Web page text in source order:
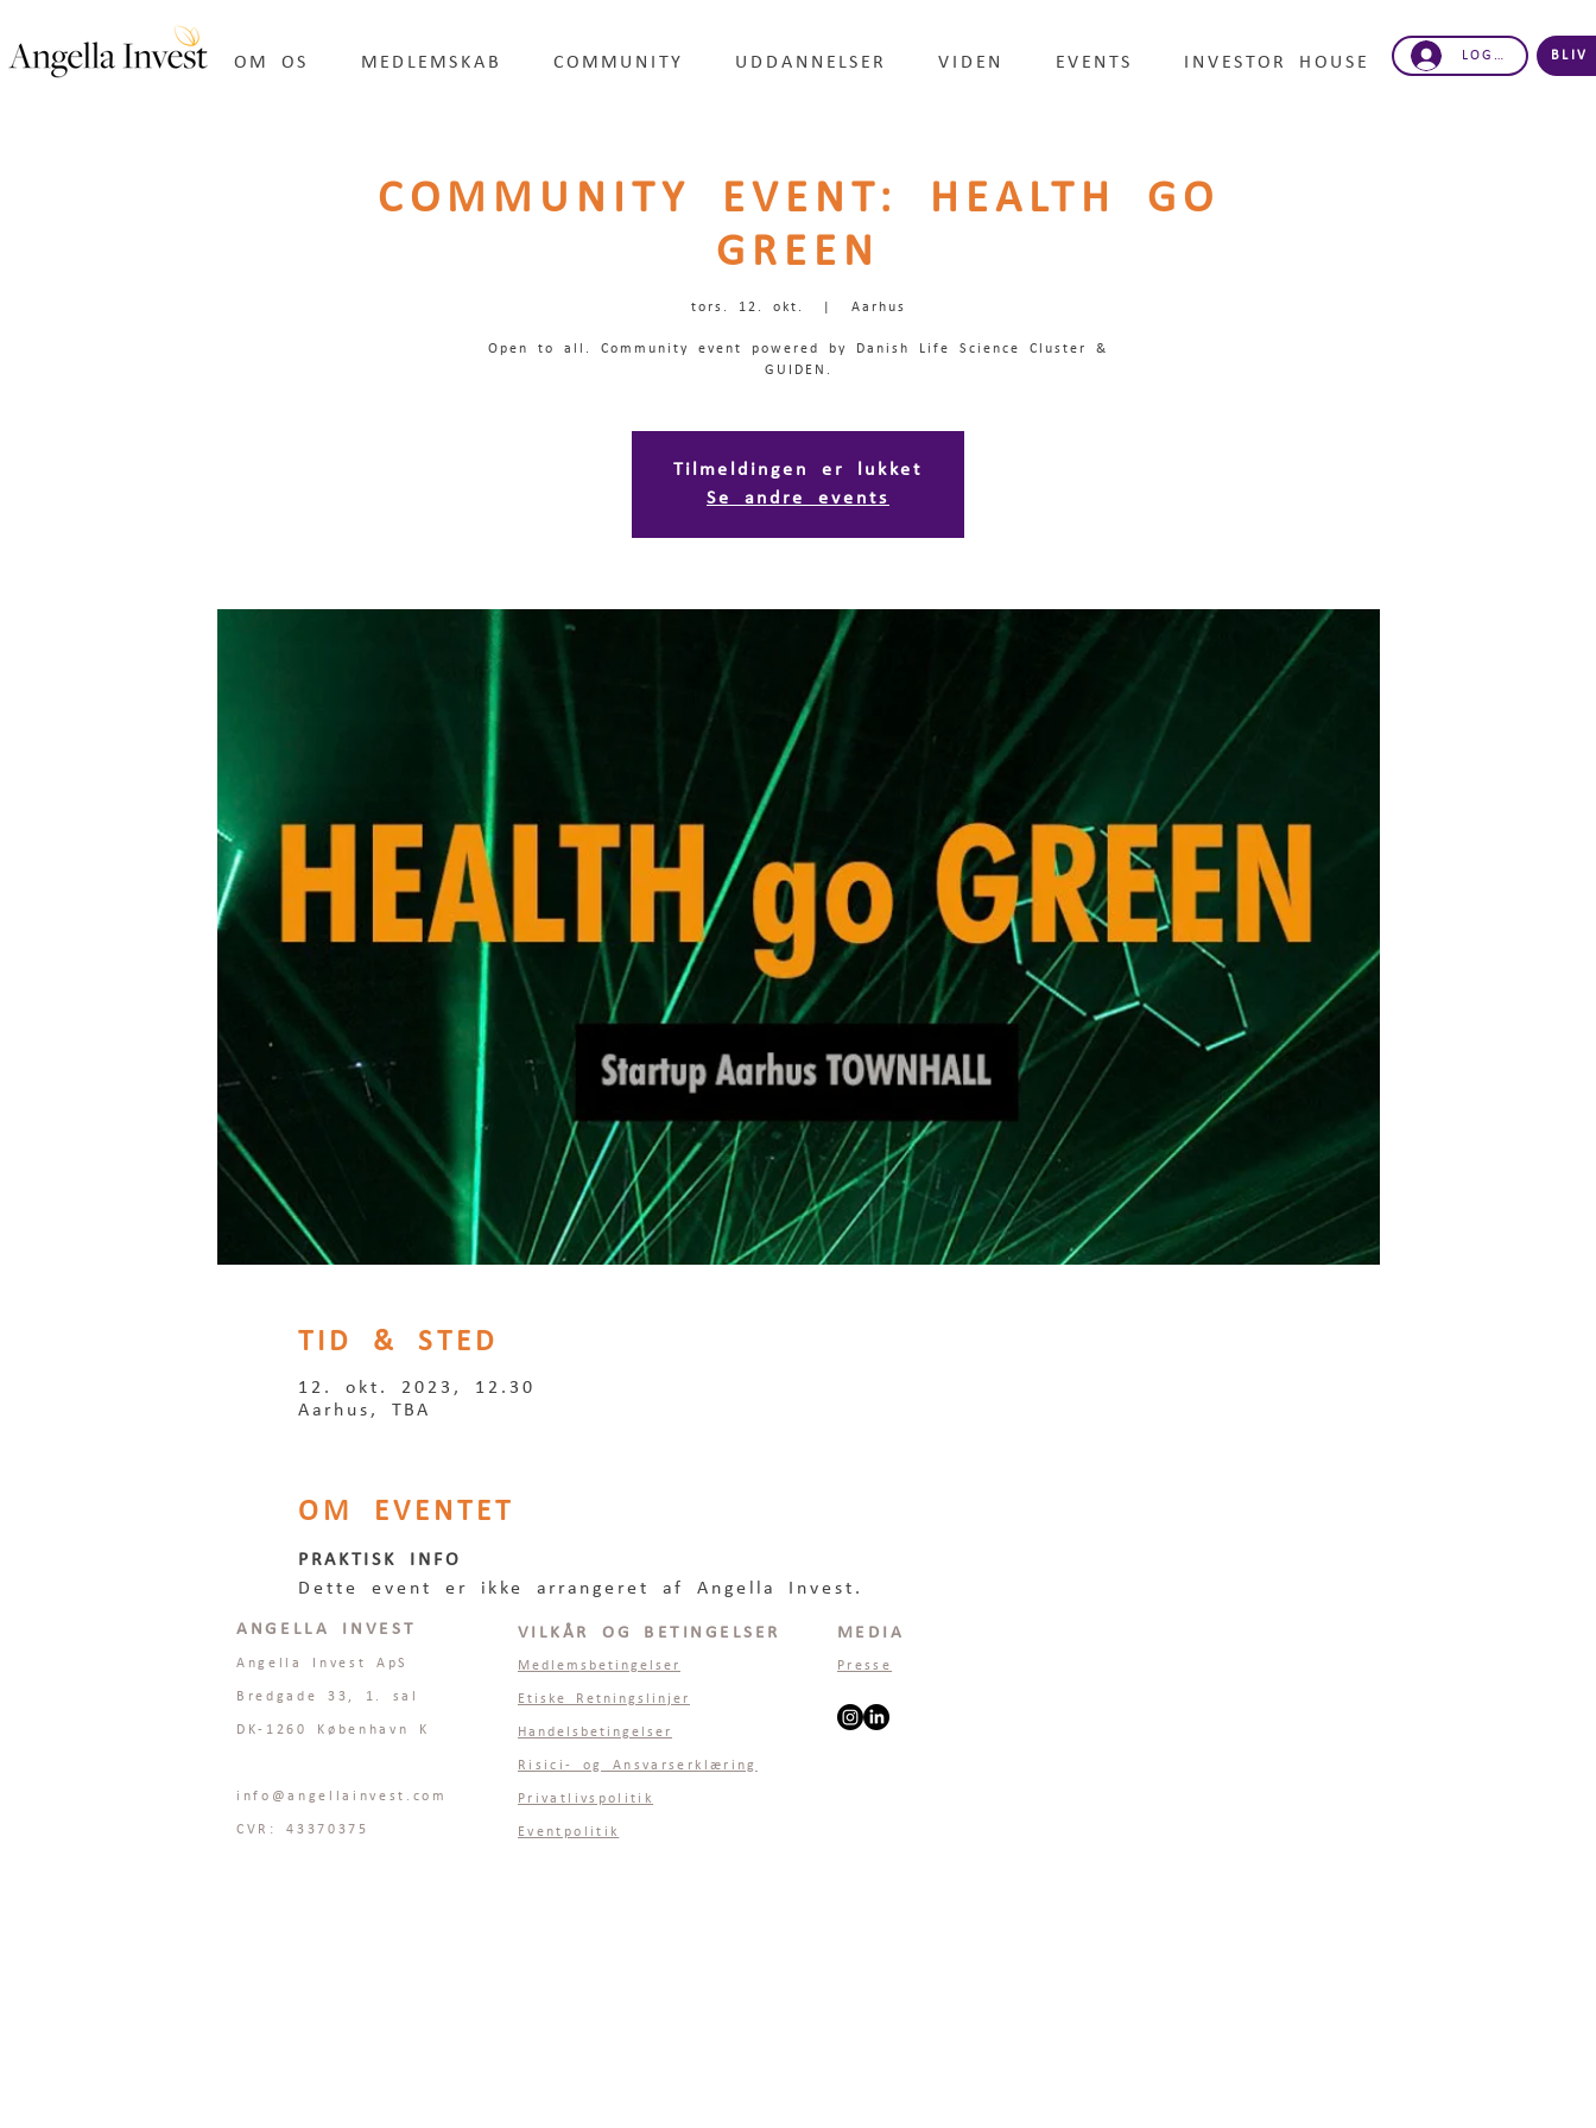
LOG IND
OM OS MEDLEMSKAB COMMUNITY UDDANNELSER VIDEN EVENTS INVESTOR HOUSE BLIV
COMMUNITY EVENT: HEALTH GO
GREEN
tors. 12. okt. Aarhus
Open to all. Community event powered by Danish Life Science Cluster &
GUIDEN.
Tilmeldingen er lukket
Se andre events
TID & STED
12. okt. 2023, 12.30
Aarhus, TBA
OM EVENTET
PRAKTISK INFO
Dette event er ikke arrangeret af Angella Invest.
ANGELLA INVEST
Angella Invest ApS
Bredgade 33, 1. sal
DK-1260 København K
info@angellainvest.com
CVR: 43370375
VILKÅR OG BETINGELSER
Medlemsbetingelser
Etiske Retningslinjer
Handelsbetingelser
Risici- og Ansvarserklæring
Privatlivspolitik
Eventpolitik
MEDIA
Presse